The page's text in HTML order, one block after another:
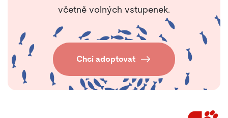
včetně volných vstupenek.
Chci adoptovat